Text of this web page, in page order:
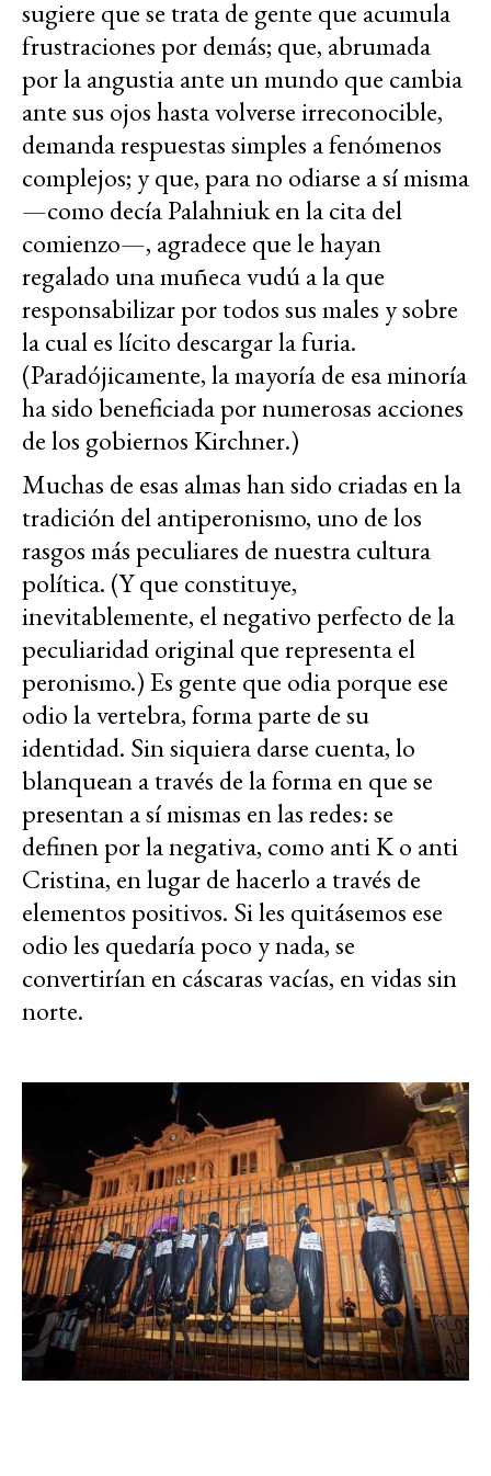
sugiere que se trata de gente que acumula
frustraciones por demás; que, abrumada
por la angustia ante un mundo que cambia
ante sus ojos hasta volverse irreconocible,
demanda respuestas simples a fenómenos
complejos; y que, para no odiarse a sí misma
—como decía Palahniuk en la cita del
comienzo—, agradece que le hayan
regalado una muñeca vudú a la que
responsabilizar por todos sus males y sobre
la cual es lícito descargar la furia.
(Paradójicamente, la mayoría de esa minoría
ha sido beneficiada por numerosas acciones
de los gobiernos Kirchner.)
Muchas de esas almas han sido criadas en la
tradición del antiperonismo, uno de los
rasgos más peculiares de nuestra cultura
política. (Y que constituye,
inevitablemente, el negativo perfecto de la
peculiaridad original que representa el
peronismo.) Es gente que odia porque ese
odio la vertebra, forma parte de su
identidad. Sin siquiera darse cuenta, lo
blanquean a través de la forma en que se
presentan a sí mismas en las redes: se
definen por la negativa, como anti K o anti
Cristina, en lugar de hacerlo a través de
elementos positivos. Si les quitásemos ese
odio les quedaría poco y nada, se
convertirían en cáscaras vacías, en vidas sin
norte.